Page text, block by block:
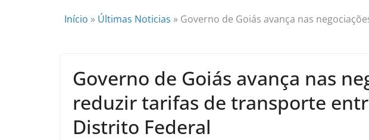
Início » Últimas Noticias » Governo de Goiás avança nas
Governo de Goiás avança nas
reduzir tarifas de transporte
Distrito Federal